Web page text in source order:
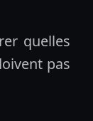
quelles
pas